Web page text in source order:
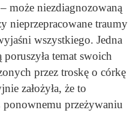
może niezdiagnozowaną
nieprzepracowane traumy
wszystkiego. Jedna
temat swoich
przez troskę o córkę
założyła, że to
przeżywaniu